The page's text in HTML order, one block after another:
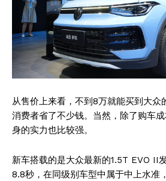
从售价上来看，不到8万就能买到大众
消费者省了不少钱。当然，除了购车
身的实力也比较强。
新车搭载的是大众最新的1.5T EVO II
8.8秒，在同级别车型中属于中上水准